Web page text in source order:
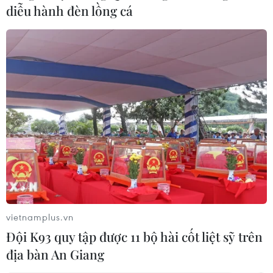
diễu hành đèn lồng cá
vietnamplus.vn
Đội K93 quy tập được 11 bộ hài cốt liệt sỹ trên
địa bàn An Giang